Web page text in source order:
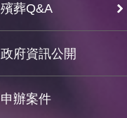
殯葬Q&A
政府資訊公開
申辦案件